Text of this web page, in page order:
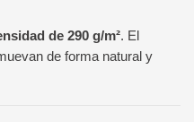
de 290 g/m². El
de forma natural y